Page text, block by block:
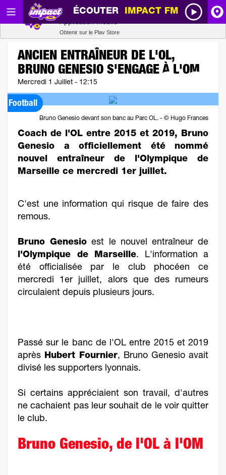
ÉCOUTER IMPACT FM
ANCIEN ENTRAÎNEUR DE L'OL,
BRUNO GENESIO S'ENGAGE À L'OM
Mercredi 1 Juillet - 12:15
Football
Bruno Genesio devant son banc au Parc OL. - © Hugo Frances
Coach de l'OL entre 2015 et 2019, Bruno
Genesio a officiellement été nommé
nouvel entraîneur de l'Olympique de
Marseille ce mercredi 1er juillet.
C'est une information qui risque de faire des
remous.
Bruno Genesio est le nouvel entraîneur de
l'Olympique de Marseille. L'information a
été officialisée par le club phocéen ce
mercredi 1er juillet, alors que des rumeurs
circulaient depuis plusieurs jours.
Passé sur le banc de l'OL entre 2015 et 2019
après Hubert Fournier, Bruno Genesio avait
divisé les supporters lyonnais.
Si certains appréciaient son travail, d'autres
ne cachaient pas leur souhait de le voir quitter
le club.
Bruno Genesio, de l'OL à l'OM
Radio SCOOP
Obtenir sur le Play Store
Télécharger